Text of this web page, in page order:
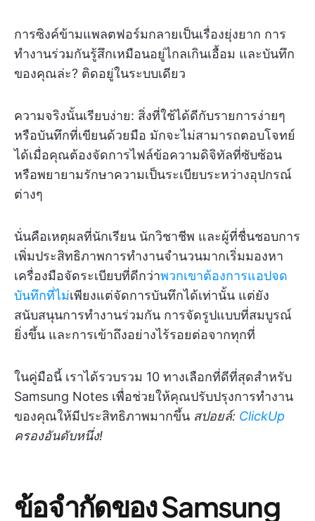
การซิงค์ข้ามแพลตฟอร์มกลายเป็นเรื่องยุ่งยาก การ
ทำงานร่วมกันรู้สึกเหมือนอยู่ไกลเกินเอื้อม และบันทึก
ของคุณล่ะ? ติดอยู่ในระบบเดียว
ความจริงนั้นเรียบง่าย: สิ่งที่ใช้ได้ดีกับรายการง่ายๆ
หรือบันทึกที่เขียนด้วยมือ มักจะไม่สามารถตอบโจทย์
ได้เมื่อคุณต้องจัดการไฟล์ข้อความดิจิทัลที่ซับซ้อน
หรือพยายามรักษาความเป็นระเบียบระหว่างอุปกรณ์
ต่างๆ
นั่นคือเหตุผลที่นักเรียน นักวิชาชีพ และผู้ที่ชื่นชอบการ
เพิ่มประสิทธิภาพการทำงานจำนวนมากเริ่มมองหา
เครื่องมือจัดระเบียบที่ดีกว่าพวกเขาต้องการแอปจด
บันทึกที่ไม่เพียงแต่จัดการบันทึกได้เท่านั้น แต่ยัง
สนับสนุนการทำงานร่วมกัน การจัดรูปแบบที่สมบูรณ์
ยิ่งขึ้น และการเข้าถึงอย่างไร้รอยต่อจากทุกที่
ในคู่มือนี้ เราได้รวบรวม 10 ทางเลือกที่ดีที่สุดสำหรับ
Samsung Notes เพื่อช่วยให้คุณปรับปรุงการทำงาน
ของคุณให้มีประสิทธิภาพมากขึ้น สปอยล์: ClickUp
ครองอันดับหนึ่ง!
ข้อจำกัดของ Samsung